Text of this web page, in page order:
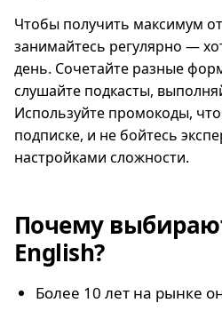
Чтобы получить максимум
занимайтесь регулярно —
день. Сочетайте разные
слушайте подкасты,
Используйте промокоды,
подписке, и не бойтесь
настройками сложности.
Почему
English?
Более 10 лет на рынке